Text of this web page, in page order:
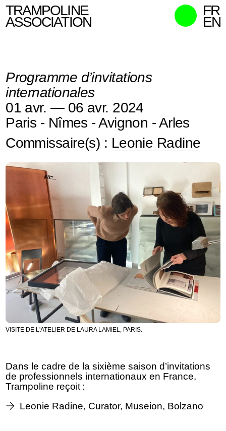
TRAMPOLINE
ASSOCIATION
ACTIONS
CONTACT
COMMISSAIRES
RECHERCHER
FR
EN
Programme d’invitations
internationales
01 avr. — 06 avr. 2024
Paris - Nîmes - Avignon - Arles
Commissaire(s) : Leonie Radine
VISITE DE L'ATELIER DE LAURA LAMIEL, PARIS.
Dans le cadre de la sixième saison d’invitations
de professionnels internationaux en France,
Trampoline reçoit :
Leonie Radine, Curator, Museion, Bolzano